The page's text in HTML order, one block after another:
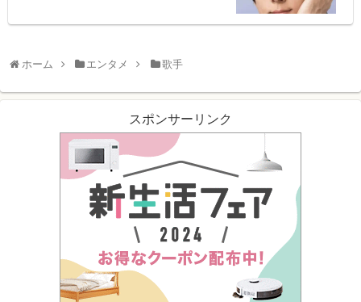
ホーム エンタメ 歌手
スポンサーリンク